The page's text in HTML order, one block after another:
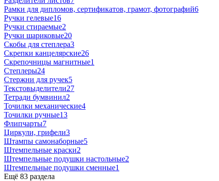
Рамки для дипломов, сертификатов, грамот, фотографий6
Ручки гелевые16
Ручки стираемые2
Ручки шариковые20
Скобы для степлера3
Скрепки канцелярские26
Скрепочницы магнитные1
Степлеры24
Стержни для ручек5
Текстовыделители27
Тетради бумвинил2
Точилки механические4
Точилки ручные13
Флипчарты7
Циркули, грифели3
Штампы самонаборные5
Штемпельные краски2
Штемпельные подушки настольные2
Штемпельные подушки сменные1
Ещё 83 раздела